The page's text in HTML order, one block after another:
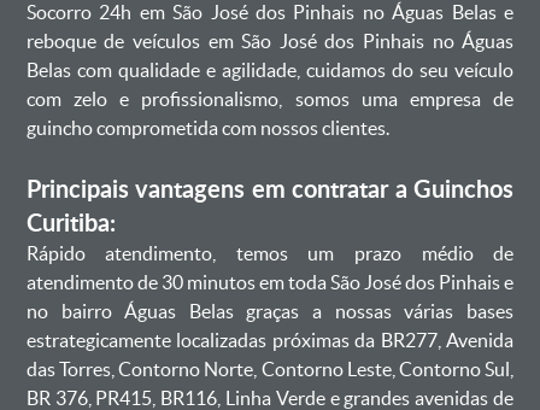
Socorro 24h em São José dos Pinhais no Águas Belas e
reboque de veículos em São José dos Pinhais no Águas
Belas com qualidade e agilidade, cuidamos do seu veículo
com zelo e profissionalismo, somos uma empresa de
guincho comprometida com nossos clientes.
Principais vantagens em contratar a Guinchos
Curitiba:
Rápido atendimento, temos um prazo médio de
atendimento de 30 minutos em toda São José dos Pinhais e
no bairro Águas Belas graças a nossas várias bases
estrategicamente localizadas próximas da BR277, Avenida
das Torres, Contorno Norte, Contorno Leste, Contorno Sul,
BR 376, PR415, BR116, Linha Verde e grandes avenidas de